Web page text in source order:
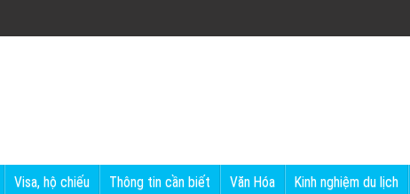
Visa, hộ chiếu Thông tin cần biết Văn Hóa Kinh nghiệm du lịch